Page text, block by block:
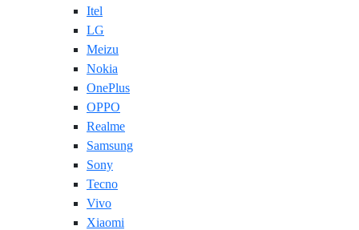
Itel
LG
Meizu
Nokia
OnePlus
OPPO
Realme
Samsung
Sony
Tecno
Vivo
Xiaomi